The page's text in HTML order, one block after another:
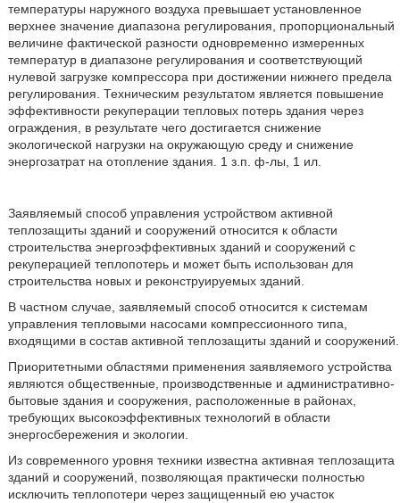
температуры наружного воздуха превышает установленное
верхнее значение диапазона регулирования, пропорциональный
величине фактической разности одновременно измеренных
температур в диапазоне регулирования и соответствующий
нулевой загрузке компрессора при достижении нижнего предела
регулирования. Техническим результатом является повышение
эффективности рекуперации тепловых потерь здания через
ограждения, в результате чего достигается снижение
экологической нагрузки на окружающую среду и снижение
энергозатрат на отопление здания. 1 з.п. ф-лы, 1 ил.
Заявляемый способ управления устройством активной
теплозащиты зданий и сооружений относится к области
строительства энергоэффективных зданий и сооружений с
рекуперацией теплопотерь и может быть использован для
строительства новых и реконструируемых зданий.
В частном случае, заявляемый способ относится к системам
управления тепловыми насосами компрессионного типа,
входящими в состав активной теплозащиты зданий и сооружений.
Приоритетными областями применения заявляемого устройства
являются общественные, производственные и административно-
бытовые здания и сооружения, расположенные в районах,
требующих высокоэффективных технологий в области
энергосбережения и экологии.
Из современного уровня техники известна активная теплозащита
зданий и сооружений, позволяющая практически полностью
исключить теплопотери через защищенный ею участок